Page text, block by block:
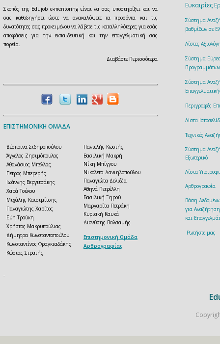
Σκοπός της Edujob e-mentoring είναι να σας υποστηρίξει και να
σας καθοδηγήσει ώστε να ανακαλύψετε τα προσόντα και τις
δυνατότητες σας προκειμένου να λάβετε τις καταλληλότερες για εσάς
αποφάσεις για την εκπαιδευτική και την επαγγελματική σας
πορεία.
Διαβάστε Περισσότερα
ΕΠΙΣΤΗΜΟΝΙΚΗ ΟΜΑΔΑ
Δέσποινα Σιδηροπούλου
Άγγελος Ζησιμόπουλος
Αθανάσιος Μπέλλας
Πέτρος Μπερερής
Ιωάννης Βεργιτσάκης
Χαρά Τσέκου
Μιχάλης Κατσιμίτσης
Παναγιώτης Χαρίτος
Εύη Τρούκη
Χρήστος Μακρυπούλιας
Δήμητρα Κωνσταντοπούλου
Κωνσταντίνος Φραγκιαδάκης
Κώστας Στρατής
Παντελής Κωστής
Βασιλική Μακρή
Νίκη Μπίγγου
Νικολέτα Δανιηλοπούλου
Παναγιώτα Δελιέζα
Αθηνά Πετρέλλη
Βασιλική Ξηρού
Μαργαρίτα Πετράκη
Κυριακή Καυκά
Διονύσης Βαλσαμής
Επιστημονική Ομάδα
Αρθρογραφίας
Ευκαιρίες
Σύστημα
βαθμίδων σε
Λίστες
Σύστημα
Σύστημα
Περιγραφές
Λίστα
Τεχνικές
Σύστημα
Εξωτερικό
Λίστα
Αρθρογραφία
Βάση
για
και
Ρωτήστε μας